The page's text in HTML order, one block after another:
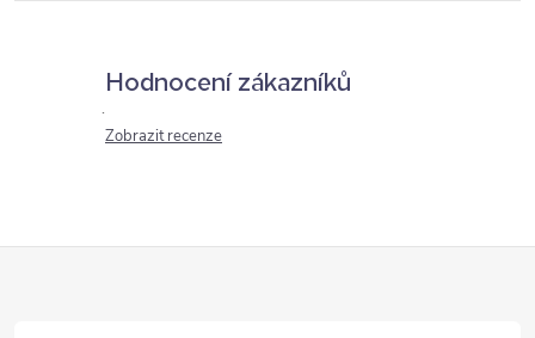
Hodnocení zákazníků
Zobrazit recenze